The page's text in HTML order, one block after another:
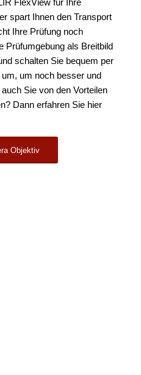
spart Ihnen den Transport
Ihre Prüfung noch
Prüfumgebung als Breitbild
schalten Sie bequem per
um noch besser und
Sie von den Vorteilen
Dann erfahren Sie hier
Objektiv